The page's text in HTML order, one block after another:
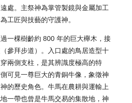
處。主祭神為掌管製鏡與金屬加工
工匠與技藝的守護神。
一棵樹齡約 800 年的巨大櫸木，接
參拜步道）。入口處的鳥居造型十
兩側支柱，是其辨識度極高的特
可見一尊巨大的青銅牛像，象徵神
的歷史角色。牛馬在農耕與運輸上
一帶也曾是牛馬交易的集散地，神